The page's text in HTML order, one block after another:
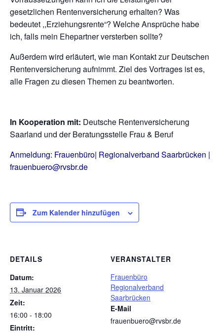
gesetzlichen Rentenversicherung erhalten? Was
bedeutet ,,Erziehungsrente“? Welche Ansprüche habe
ich, falls mein Ehepartner versterben sollte?
Außerdem wird erläutert, wie man Kontakt zur Deutschen
Rentenversicherung aufnimmt. Ziel des Vortrages ist es,
alle Fragen zu diesen Themen zu beantworten.
In Kooperation mit: Deutsche Rentenversicherung
Saarland und der Beratungsstelle Frau & Beruf
Anmeldung: Frauenbüro| Regionalverband Saarbrücken |
frauenbuero@rvsbr.de
Zum Kalender hinzufügen
DETAILS
Datum:
13. Januar 2026
Zeit:
16:00 - 18:00
Eintritt:
VERANSTALTER
Frauenbüro
Regionalverband
Saarbrücken
E-Mail
frauenbuero@rvsbr.de